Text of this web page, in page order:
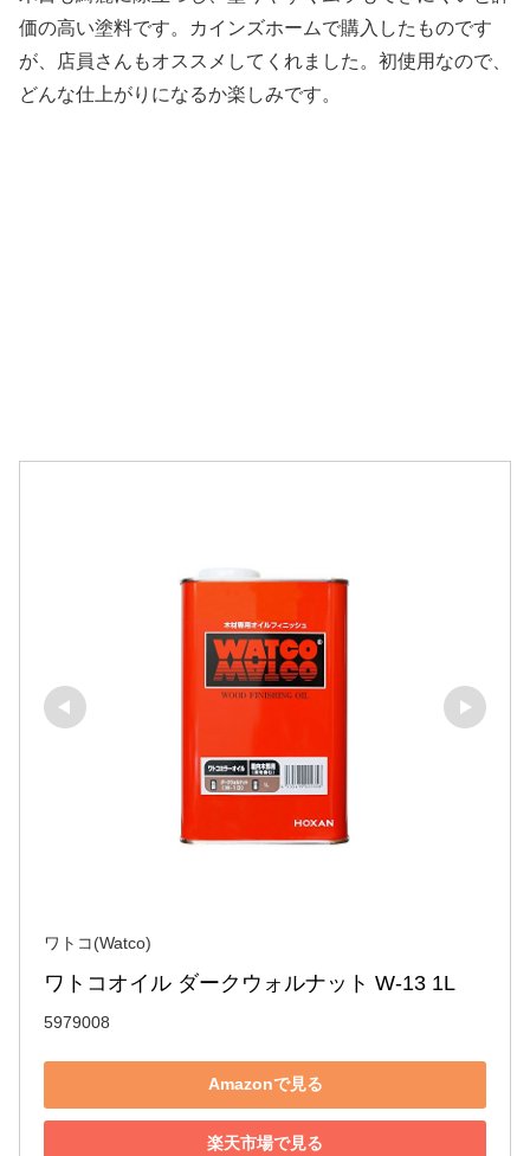
価の高い塗料です。カインズホームで購入したものです
が、店員さんもオススメしてくれました。初使用なので、
どんな仕上がりになるか楽しみです。
ワトコ(Watco)
ワトコオイル ダークウォルナット W-13 1L
5979008
Amazonで見る
楽天市場で見る